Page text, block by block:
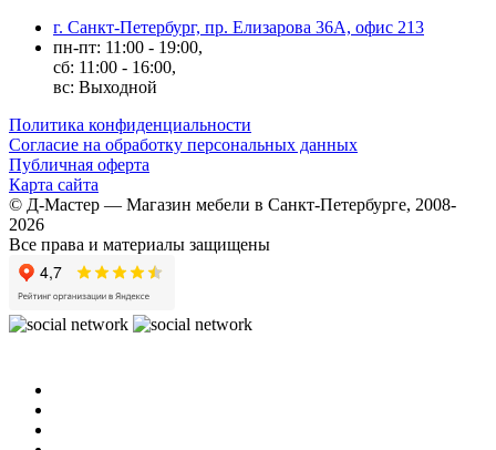
г. Санкт-Петербург, пр. Елизарова 36А, офис 213
пн-пт: 11:00 - 19:00,
сб: 11:00 - 16:00,
вс: Выходной
Политика конфиденциальности
Согласие на обработку персональных данных
Публичная оферта
Карта сайта
© Д-Мастер — Магазин мебели в Санкт-Петербурге, 2008-
2026
Все права и материалы защищены